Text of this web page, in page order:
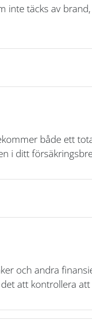
inte täcks av
både ett
i ditt
och andra
att kontrollera